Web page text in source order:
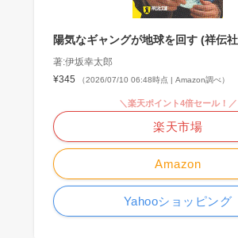
陽気なギャングが地球を回す (祥伝
著:伊坂幸太郎
¥345
（2026/07/10 06:48時点 | Amazon調べ）
Amazon
＼楽天ポイント4倍セール！／
楽天市場
Yahooショッピング